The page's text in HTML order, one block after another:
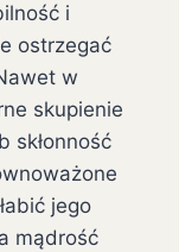
i
ostrzegać
w
skupienie
skłonność
jego
mądrość